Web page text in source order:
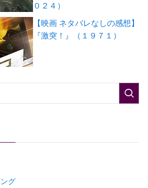
０２４）
【映画 ネタバレなしの感想】
『激突！』（１９７１）
グ